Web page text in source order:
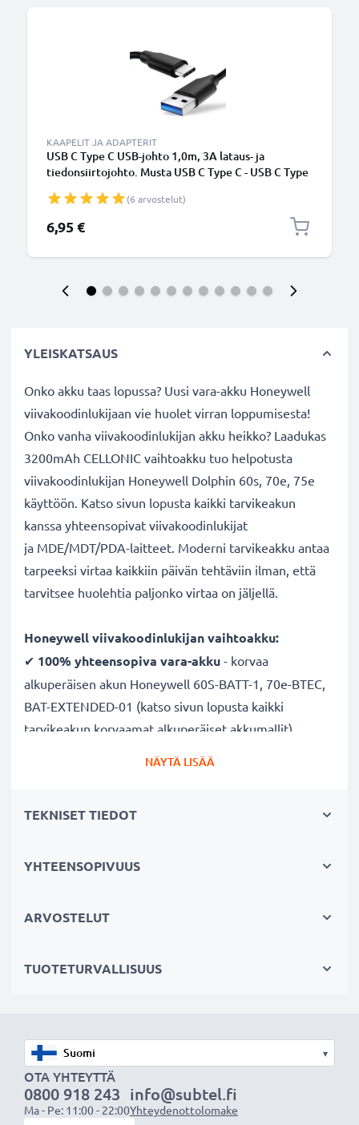
KAAPELIT JA ADAPTERIT
USB C Type C USB-johto 1,0m, 3A lataus- ja
tiedonsiirtojohto. Musta USB C Type C - USB C Type
(6 arvostelut)
6,95 €
YLEISKATSAUS
Onko akku taas lopussa? Uusi vara-akku Honeywell
viivakoodinlukijaan vie huolet virran loppumisesta!
Onko vanha viivakoodinlukijan akku heikko? Laadukas
3200mAh CELLONIC vaihtoakku tuo helpotusta
viivakoodinlukijan Honeywell Dolphin 60s, 70e, 75e
käyttöön. Katso sivun lopusta kaikki tarvikeakun
kanssa yhteensopivat viivakoodinlukijat
ja MDE/MDT/PDA-laitteet. Moderni tarvikeakku antaa
tarpeeksi virtaa kaikkiin päivän tehtäviin ilman, että
tarvitsee huolehtia paljonko virtaa on jäljellä.
Honeywell viivakoodinlukijan vaihtoakku:
✔ 100% yhteensopiva vara-akku - korvaa
alkuperäisen akun Honeywell 60S-BATT-1, 70e-BTEC,
BAT-EXTENDED-01 (katso sivun lopusta kaikki
tarvikeakun korvaamat alkuperäiset akkumallit)
pitkä käyttöaika säästää pitkiltä lataustauoilta
tekniikka ilman vaikutusta muistiin
ylikuumenemiselta ja ylijännitteeltä
Kapasiteetti
Jännite: 3.6V - 3.7V
Teknologia : Litiumionit
Mitat: 67 x 44 x 9,7
NÄYTÄ LISÄÄ
TEKNISET TIEDOT
YHTEENSOPIVUUS
ARVOSTELUT
TUOTETURVALLISUUS
▾
OTA YHTEYTTÄ
0800 918 243
Ma - Pe: 11:00 - 22:00
info@subtel.fi
Yhteydenottolomake